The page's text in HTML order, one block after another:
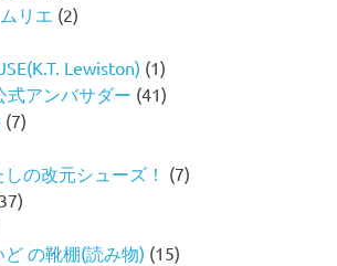
リエ (2)
Lewiston) (1)
式アンバサダー (41)
(7)
の改元シューズ！
(7)
ど の靴棚(読み物) (15)